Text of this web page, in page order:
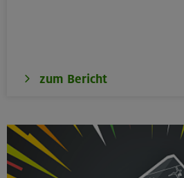
zum Bericht